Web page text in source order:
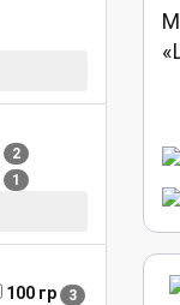
2
1
100 гр 3